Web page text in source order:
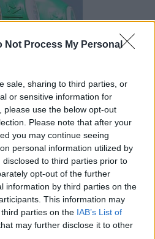
Not Process My Personal
sale, sharing to third parties, or
or sensitive information for
please use the below opt-out
Please note that after your
you may continue seeing
personal information utilized by
to third parties prior to
opt-out of the further
information by third parties on the
This information may
parties on the IAB’s List of
may further disclose it to other
in provincia di Siena.
più economici dove fare
i prezzi dei carburantirilevati al
dello sviluppo